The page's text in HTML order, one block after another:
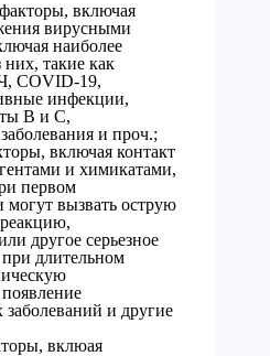
включая
вирусными
наиболее
такие как
COVID-19,
инфекции,
В и С,
и проч.;
включая контакт
и химикатами,
первом
могут вызвать острую
другое серьезное
при длительном
заболеваний и другие
вклюая